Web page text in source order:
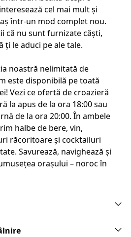
cel mai mult și
într-un mod complet nou.
că nu sunt furnizate căști,
ți le aduci pe ale tale.
noastră nelimitată de
este disponibilă pe toată
Vezi ce ofertă de croazieră
la apus de la ora 18:00 sau
de la ora 20:00. În ambele
halbe de bere, vin,
răcoritoare și cocktailuri
Savurează, navighează și
orașului – noroc în
pot intra gratuit